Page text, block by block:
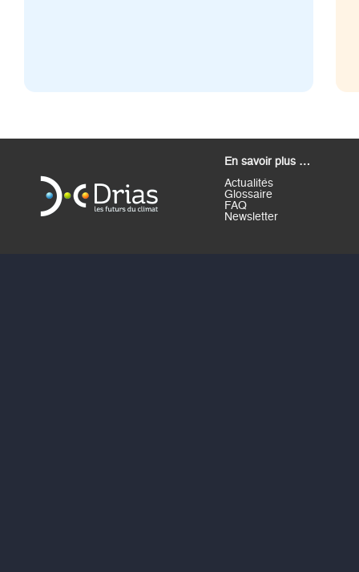
En savoir plus …
Actualités
Glossaire
FAQ
Newsletter